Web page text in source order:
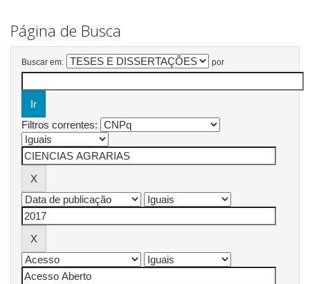
Página de Busca
Buscar em: por
Filtros correntes: